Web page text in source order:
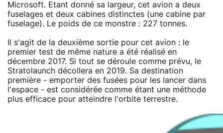
Microsoft. Etant donné sa largeur, cet avion a deux
fuselages et deux cabines distinctes (une cabine par
fuselage). Le poids de ce monstre : 227 tonnes.
Il s'agit de la deuxième sortie pour cet avion : le
premier test de même nature a été réalisé en
décembre 2017. Si tout se déroule comme prévu, le
Stratolaunch décollera en 2019. Sa destination
première - emporter des fusées pour les lancer dans
l'espace - est considérée comme étant une méthode
plus efficace pour atteindre l'orbite terrestre.